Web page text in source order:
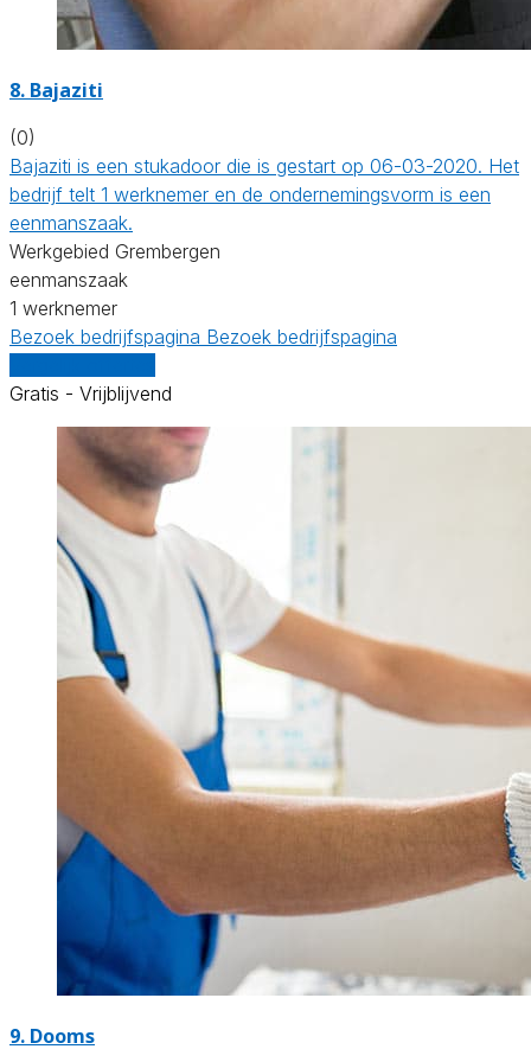
8. Bajaziti
(0)
Bajaziti is een stukadoor die is gestart op 06-03-2020. Het
bedrijf telt 1 werknemer en de ondernemingsvorm is een
eenmanszaak.
Werkgebied Grembergen
eenmanszaak
1 werknemer
Bezoek bedrijfspagina Bezoek bedrijfspagina
Gratis - Vrijblijvend
9. Dooms